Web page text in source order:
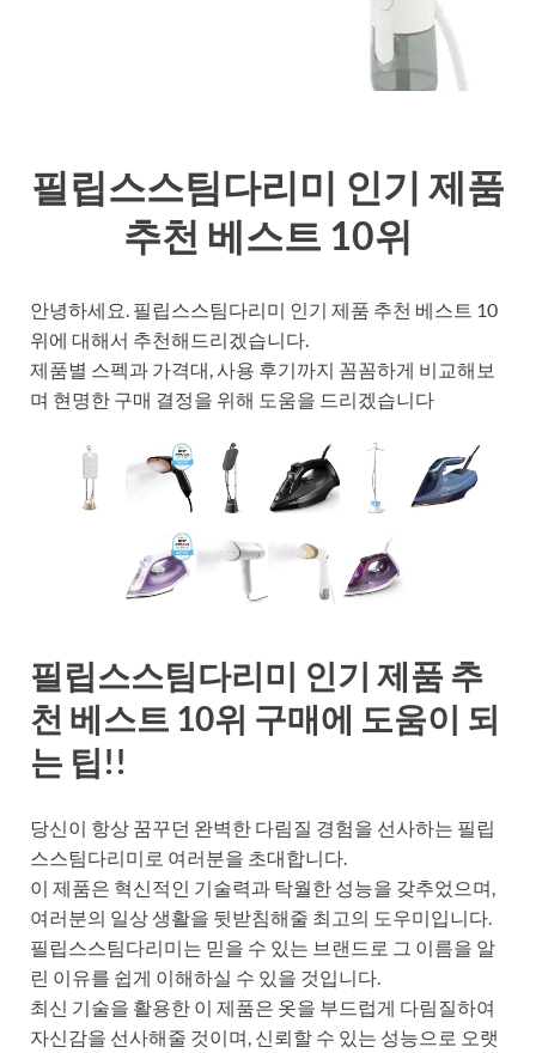
필립스스팀다리미 인기 제품
추천 베스트 10위
안녕하세요. 필립스스팀다리미 인기 제품 추천 베스트 10
위에 대해서 추천해드리겠습니다.
제품별 스펙과 가격대, 사용 후기까지 꼼꼼하게 비교해보
며 현명한 구매 결정을 위해 도움을 드리겠습니다
필립스스팀다리미 인기 제품 추
천 베스트 10위 구매에 도움이 되
는 팁!!
당신이 항상 꿈꾸던 완벽한 다림질 경험을 선사하는 필립
스스팀다리미로 여러분을 초대합니다.
이 제품은 혁신적인 기술력과 탁월한 성능을 갖추었으며,
여러분의 일상 생활을 뒷받침해줄 최고의 도우미입니다.
필립스스팀다리미는 믿을 수 있는 브랜드로 그 이름을 알
린 이유를 쉽게 이해하실 수 있을 것입니다.
최신 기술을 활용한 이 제품은 옷을 부드럽게 다림질하여
자신감을 선사해줄 것이며, 신뢰할 수 있는 성능으로 오랫